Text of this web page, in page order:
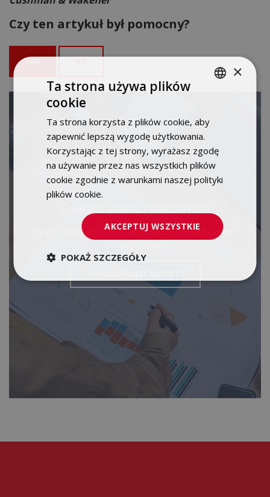
Czy ten artykuł był pomocny?
TAK
Chcesz dowiedzieć się więcej sektorze logistycznym i
ENGLISH
×
Ta strona używa plików
cookie
Ta strona korzysta z plików cookie, aby
zapewnić lepszą wygodę użytkowania.
Korzystając z tej strony, wyrażasz zgodę
na używanie przez nas wszystkich plików
cookie zgodnie z warunkami naszej polityki
plików cookie.
AKCEPTUJ WSZYSTKIE
POKAŻ SZCZEGÓŁY